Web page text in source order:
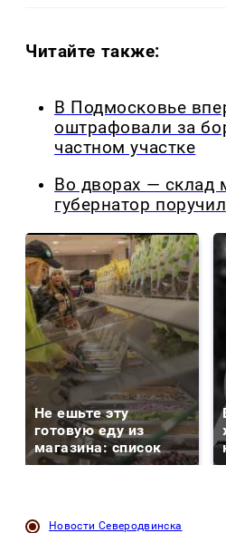
Читайте также:
В Подмосковье
оштрафовали за
частном участке
Во дворах — склад
губернатор
Не ешьте эту
готовую еду из
магазина: список
Новости Северодвинска